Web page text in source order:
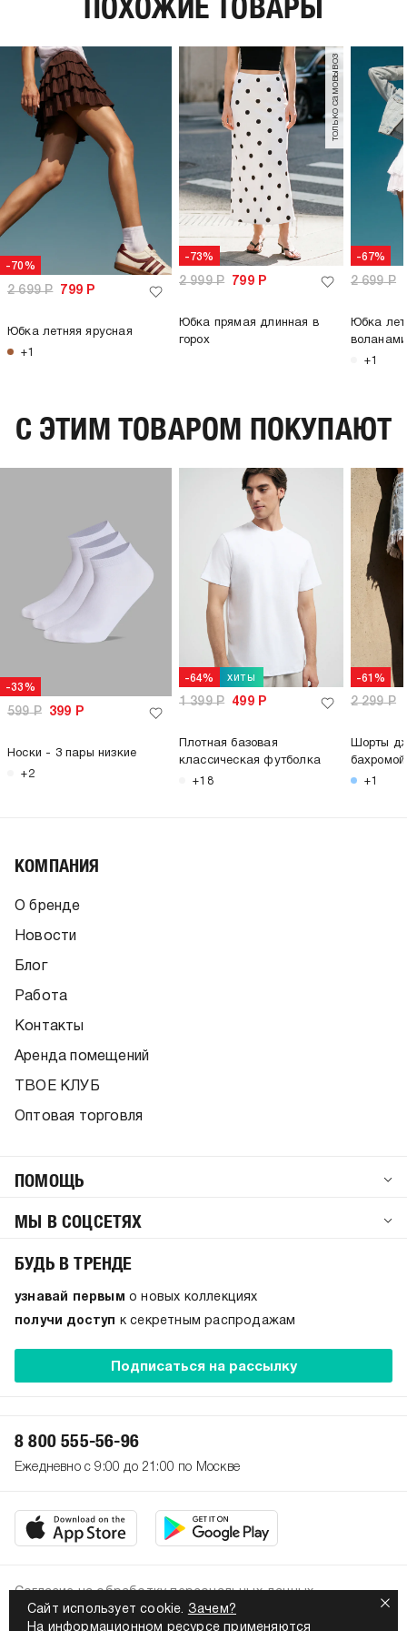
женский
-70%
2 699Р 799 Р
Юбка летняя ярусная
+1
-73%
только самовывоз
2 999Р 799Р
Юбка прямая длинная в
горох
-67%
2 699Р
Юбка
воланами
+1
C ЭТИМ ТОВАРОМ ПОКУПАЮТ
-33%
599Р 399 Р
Носки - 3 пары низкие
+2
-64% хиты
1 399Р 499Р
Плотная базовая
классическая футболка
+18
-61%
2 299Р
Шорты
бахромой
+1
Сайт использует cookie. Зачем?
На информационном ресурсе применяются
КОМПАНИЯ
О бренде
Новости
Блог
Работа
Контакты
Аренда помещений
ТВОЕ КЛУБ
Оптовая торговля
ПОМОЩЬ
МЫ В СОЦСЕТЯХ
БУДЬ В ТРЕНДЕ
узнавай первым о новых коллекциях
получи доступ
к секретным распродажам
Подписаться на рассылку
8 800 555-56-96
Ежедневно с 9:00 до 21:00 по Москве
Политика конфиденциальности
Согласие на обработку персональных данных